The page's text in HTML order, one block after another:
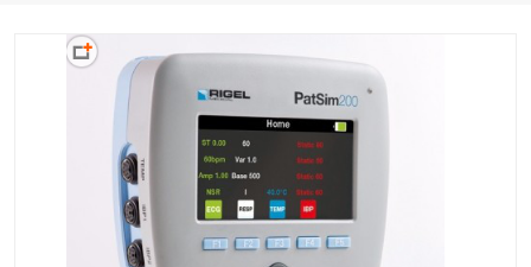
分析仪
血透机分析仪 电气分析仪
输液泵分析仪 X射线分析仪